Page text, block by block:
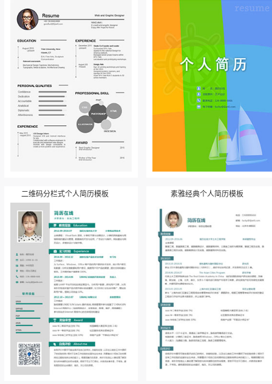
二维码分栏式个人简历模板 素雅经典个人简历模板